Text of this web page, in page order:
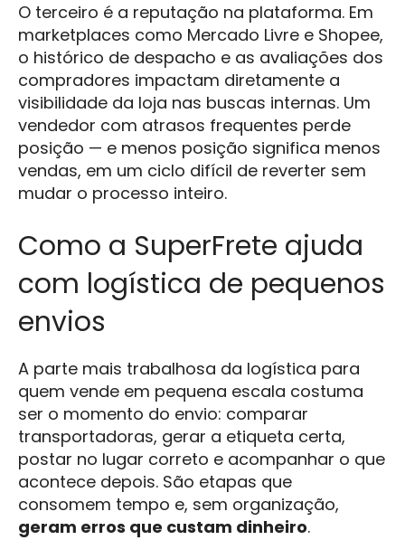
O terceiro é a reputação na plataforma. Em
marketplaces como Mercado Livre e Shopee,
o histórico de despacho e as avaliações dos
compradores impactam diretamente a
visibilidade da loja nas buscas internas. Um
vendedor com atrasos frequentes perde
posição — e menos posição significa menos
vendas, em um ciclo difícil de reverter sem
mudar o processo inteiro.
Como a SuperFrete ajuda
com logística de pequenos
envios
A parte mais trabalhosa da logística para
quem vende em pequena escala costuma
ser o momento do envio: comparar
transportadoras, gerar a etiqueta certa,
postar no lugar correto e acompanhar o que
acontece depois. São etapas que
consomem tempo e, sem organização,
geram erros que custam dinheiro.